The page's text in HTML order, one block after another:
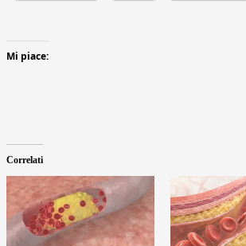
Mi piace:
Correlati